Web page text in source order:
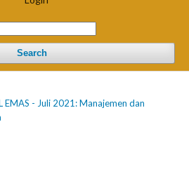
Search
EMAS - Juli 2021: Manajemen dan